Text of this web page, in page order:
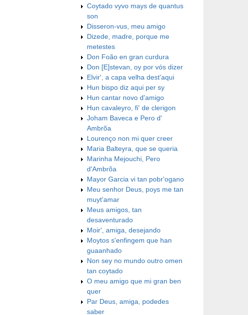
Coytado vyvo mays de quantus
son
Disseron-vus, meu amigo
Dizede, madre, porque me
metestes
Don Foão en gran curdura
Don [E]stevan, oy por vós dizer
Elvir', a capa velha dest'aqui
Hun bispo diz aqui per sy
Hun cantar novo d'amigo
Hun cavaleyro, fi' de clerigon
Joham Baveca e Pero d'
Ambrõa
Lourenço non mi quer creer
Maria Balteyra, que se queria
Marinha Mejouchi, Pero
d'Ambrõa
Mayor Garcia vi tan pobr'ogano
Meu senhor Deus, poys me tan
muyt'amar
Meus amigos, tan
desaventurado
Moir', amiga, desejando
Moytos s'enfingem que han
guaanhado
Non sey no mundo outro omen
tan coytado
O meu amigo que mi gran ben
quer
Par Deus, amiga, podedes
saber